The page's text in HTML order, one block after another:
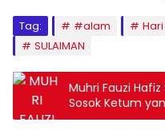
Tag: #alam
SULAIMAN
Muhri Fauzi Hafiz
Sosok Ketum